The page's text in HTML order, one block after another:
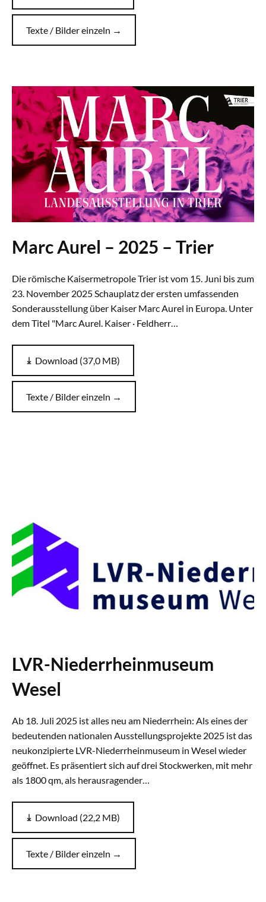
Texte / Bilder einzeln →
Marc Aurel – 2025 – Trier
Die römische Kaisermetropole Trier ist vom 15. Juni bis zum
23. November 2025 Schauplatz der ersten umfassenden
Sonderausstellung über Kaiser Marc Aurel in Europa. Unter
dem Titel "Marc Aurel. Kaiser · Feldherr…
Download (37,0 MB)
Texte / Bilder einzeln →
LVR-Niederrheinmuseum
Wesel
Ab 18. Juli 2025 ist alles neu am Niederrhein: Als eines der
bedeutenden nationalen Ausstellungsprojekte 2025 ist das
neukonzipierte LVR-Niederrheinmuseum in Wesel wieder
geöffnet. Es präsentiert sich auf drei Stockwerken, mit mehr
als 1800 qm, als herausragender…
Download (22,2 MB)
Texte / Bilder einzeln →